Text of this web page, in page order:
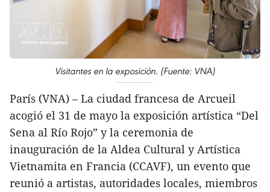
Visitantes en la exposición. (Fuente: VNA)
París (VNA) – La ciudad francesa de Arcueil
acogió el 31 de mayo la exposición artística “Del
Sena al Río Rojo” y la ceremonia de
inauguración de la Aldea Cultural y Artística
Vietnamita en Francia (CCAVF), un evento que
reunió a artistas, autoridades locales, miembros